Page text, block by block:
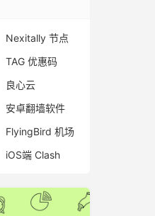
Nexitally 节点
TAG 优惠码
良心云
安卓翻墙软件
FlyingBird 机场
iOS端 Clash